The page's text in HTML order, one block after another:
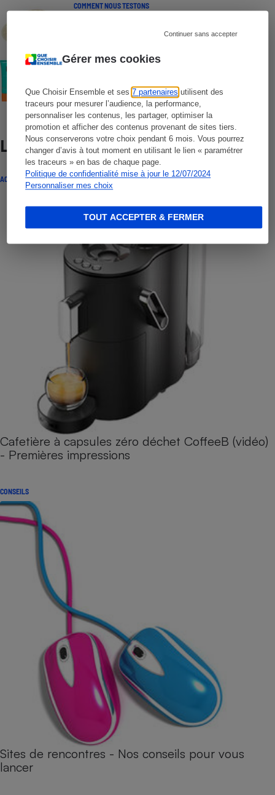
Gérer mes cookies
Que Choisir Ensemble et ses7 partenaires utilisent des
traceurs pour mesurer l’audience, la performance,
personnaliser les contenus, les partager, optimiser la
promotion et afficher des contenus provenant de sites tiers.
Nous conserverons votre choix pendant 6 mois. Vous pourrez
changer d’avis à tout moment en utilisant le lien « paramétrer
les traceurs » en bas de chaque page.
Politique de confidentialité mise à jour le 12/07/2024
Personnaliser mes choix
Continuer sans accepter
TOUT ACCEPTER & FERMER
COMMENT NOUS TESTONS
COMMENT NOUS TESTONS
Lire aussi
ACTUALITÉ
Cafetière à capsules zéro déchet CoffeeB (vidéo)
- Premières impressions
CONSEILS
Sites de rencontres - Nos conseils pour vous
lancer